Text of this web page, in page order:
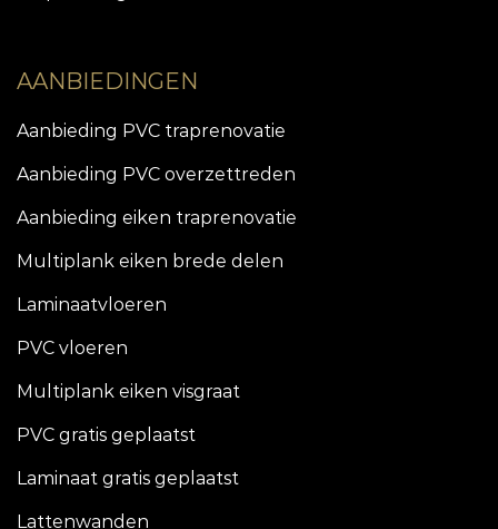
AANBIEDINGEN
Aanbieding PVC traprenovatie
Aanbieding PVC overzettreden
Aanbieding eiken traprenovatie
Multiplank eiken brede delen
Laminaatvloeren
PVC vloeren
Multiplank eiken visgraat
PVC gratis geplaatst
Laminaat gratis geplaatst
Lattenwanden